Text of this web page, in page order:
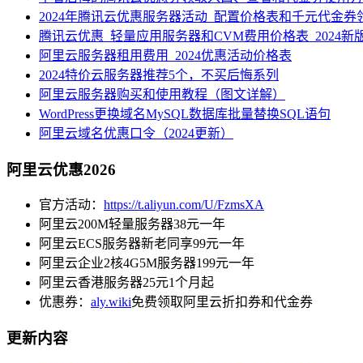
2024年腾讯云优惠服务器活动_配置价格表和千元代金券
腾讯云优惠_轻量应用服务器和CVM费用价格表_2024新
阿里云服务器租用费用_2024优惠活动价格表
2024特价云服务器推荐5个，不买后悔系列
阿里云服务器购买和使用教程（图文详解）
WordPress更换域名MySQL数据库批量替换SQL语句
阿里云域名优惠口令（2024更新）
阿里云优惠2026
官方活动： https://t.aliyun.com/U/FzmsXA
阿里云200M轻量服务器38元一年
阿里云ECS服务器新老同享99元一年
阿里云企业2核4G5M服务器199元一年
阿里云香港服务器25元1个月起
优惠券： aly.wiki免费领取阿里云折扣券和代金券
更新内容